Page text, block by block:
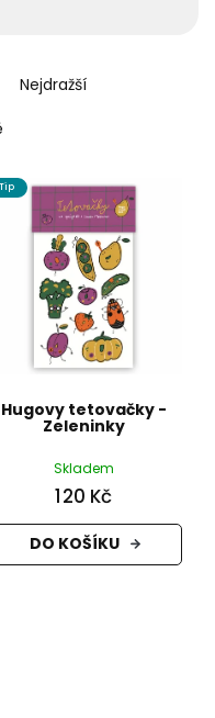
Nejdražší
Tip
Hugovy tetovačky -
Zeleninky
Skladem
120 Kč
DO KOŠÍKU